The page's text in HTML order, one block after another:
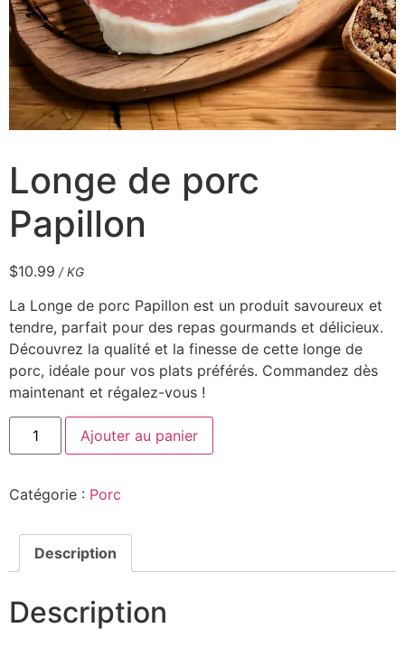
Longe de porc
Papillon
$10.99 / KG
La Longe de porc Papillon est un produit savoureux et
tendre, parfait pour des repas gourmands et délicieux.
Découvrez la qualité et la finesse de cette longe de
porc, idéale pour vos plats préférés. Commandez dès
maintenant et régalez-vous !
Ajouter au panier
Catégorie : Porc
Description
Description